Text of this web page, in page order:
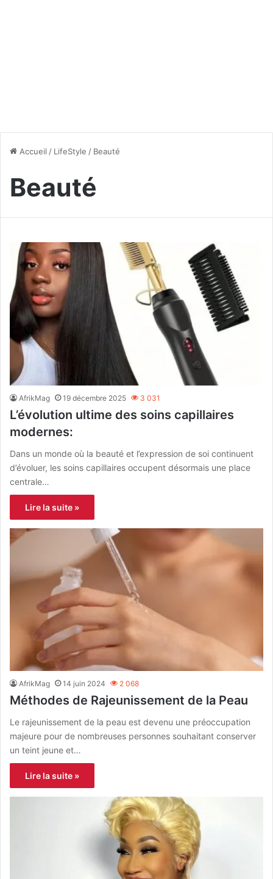
Accueil / LifeStyle / Beauté
Beauté
AfrikMag 19 décembre 2025 3 031
L’évolution ultime des soins capillaires
modernes:
Dans un monde où la beauté et l’expression de soi continuent
d’évoluer, les soins capillaires occupent désormais une place
centrale…
Lire la suite »
AfrikMag 14 juin 2024 2 068
Méthodes de Rajeunissement de la Peau
Le rajeunissement de la peau est devenu une préoccupation
majeure pour de nombreuses personnes souhaitant conserver
un teint jeune et…
Lire la suite »